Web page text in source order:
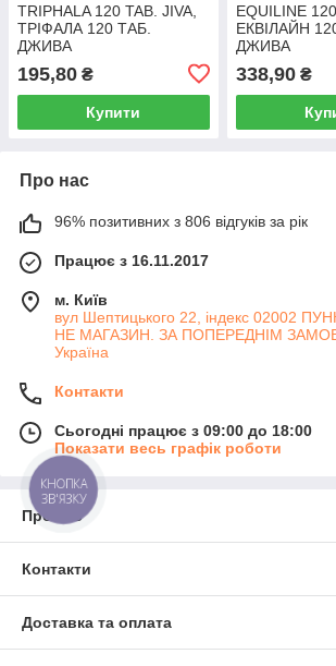
TRIPHALA 120 TAB. JIVA,
ТРІФАЛА 120 ТАБ.
ДЖИВА
195,80 ₴
Купити
EQUILINE
ЕКВІЛАЙН
ДЖИВА
338,90₴
Про нас
96% позитивних з 806 відгуків за рік
Працює з 16.11.2017
м. Київ
вул Шептицького 22, індекс 02002
НЕ МАГАЗИН. ЗА ПОПЕРЕДНІМ
Україна
Контакти
Сьогодні працює з 09:00 до 18:00
Показати весь графік роботи
Про нас
Контакти
Доставка та оплата
КНОПКА
ЗВ'ЯЗКУ